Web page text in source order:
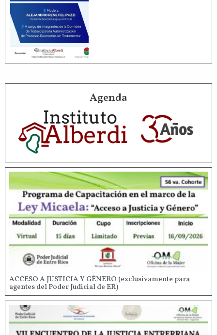
Agenda
ACCESO A JUSTICIA Y GÉNERO (exclusivamente para
agentes del Poder Judicial de ER)